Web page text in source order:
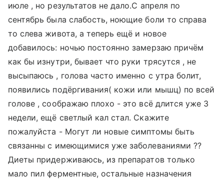
июле , но результатов не дало.С апреля по
сентябрь была слабость, ноющие боли то справа
то слева живота, а теперь ещё и новое
добавилось: ночью постоянно замерзаю причём
как бы изнутри, бывает что руки трясутся , не
высыпаюсь , голова часто именно с утра болит,
появились подёргивания( кожи или мышц) по всей
голове , соображаю плохо - это всё длится уже 3
недели, ещё светлый кал стал. Скажите
пожалуйста - Могут ли новые симптомы быть
связанны с имеющимися уже заболеваниями ??
Диеты придерживаюсь, из препаратов только
мало пил ферментные, остальные назначения